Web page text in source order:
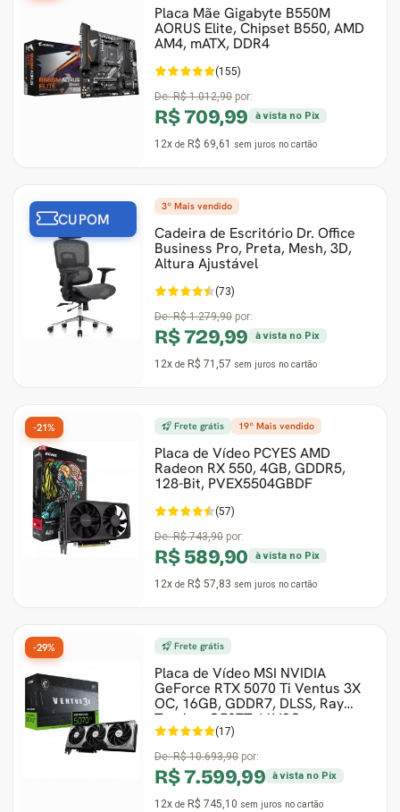
Placa Mãe Gigabyte B550M
AORUS Elite, Chipset B550, AMD
AM4, mATX, DDR4
(155)
De:R$ 1.012,90 por:
R$ 709,99 à vista no Pix
12x de R$ 69,61 sem juros no cartão
CUPOM
3º Mais vendido
Cadeira de Escritório Dr. Office
Business Pro, Preta, Mesh, 3D,
Altura Ajustável
(73)
De:R$ 1.279,90 por:
R$ 729,99 à vista no Pix
12x de R$ 71,57 sem juros no cartão
Frete grátis 19º Mais vendido
Placa de Vídeo PCYES AMD
Radeon RX 550, 4GB, GDDR5,
128-Bit, PVEX5504GBDF
(57)
De:R$ 743,90 por:
R$ 589,90 à vista no Pix
12x de R$ 57,83 sem juros no cartão
-21%
Frete grátis
Placa de Vídeo MSI NVIDIA
GeForce RTX 5070 Ti Ventus 3X
OC, 16GB, GDDR7, DLSS, Ray
Tracing, G507T-16V3C
(17)
De:R$ 10.693,90 por:
R$ 7.599,99 à vista no Pix
12x de R$ 745,10 sem juros no cartão
-29%
Monitor Acer
Monitor MSI
Monitor Gigabyte
Monitor LG
Monitor Samsung
Suporte para Monitor
SuperFrame
Suportes Monitores
Gabinete Lian Li
Gabinete NZXT
Gabinete Corsair
Gabinete Cougar
Gabinete Hyte
Gabinete Gamdias
Gabinete Liketec
Ver Todos
Fonte Aerocool
Fonte Gigabyte
Fonte ASRock
Fonte Duex
Fonte Gamdias
Fonte Gamemax
Fonte Thermaltake
Fontes Diversas
Ver Todos
Joystick e Controle
WebCam
Conectividade
Armazenamento
Cabos e Adaptadores
Ver Todos
Ver Todos